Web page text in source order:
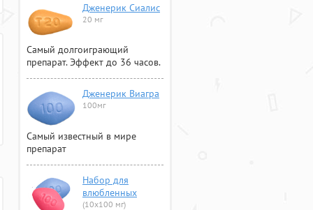
Дженерик Сиалис
20 мг
Самый долгоиграющий
препарат. Эффект до 36 часов.
Дженерик Виагра
100мг
Самый известный в мире
препарат
Набор для
влюбленных
(10х100 мг)